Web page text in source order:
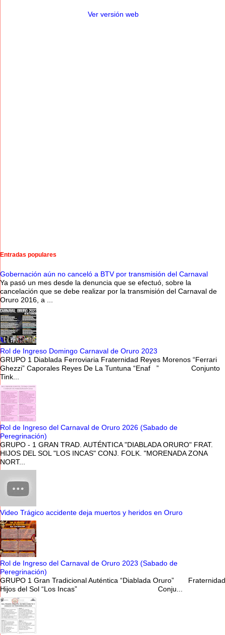
Ver versión web
Entradas populares
Gobernación aún no canceló a BTV por transmisión del Carnaval
Ya pasó un mes desde la denuncia que se efectuó, sobre la
cancelación que se debe realizar por la transmisión del Carnaval de
Oruro 2016, a ...
Rol de Ingreso Domingo Carnaval de Oruro 2023
GRUPO 1 Diablada Ferroviaria Fraternidad Reyes Morenos “Ferrari
Ghezzi” Caporales Reyes De La Tuntuna “Enaf ” Conjunto
Tink...
Rol de Ingreso del Carnaval de Oruro 2026 (Sabado de
Peregrinación)
GRUPO - 1 GRAN TRAD. AUTÉNTICA "DIABLADA ORURO" FRAT.
HIJOS DEL SOL "LOS INCAS" CONJ. FOLK. "MORENADA ZONA
NORT...
Video Trágico accidente deja muertos y heridos en Oruro
Rol de Ingreso del Carnaval de Oruro 2023 (Sabado de
Peregrinación)
GRUPO 1 Gran Tradicional Auténtica “Diablada Oruro” Fraternidad
Hijos del Sol “Los Incas” Conju...